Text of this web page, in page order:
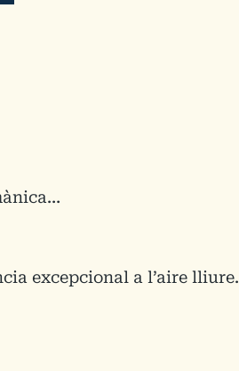
excepcional a l’aire lliure.